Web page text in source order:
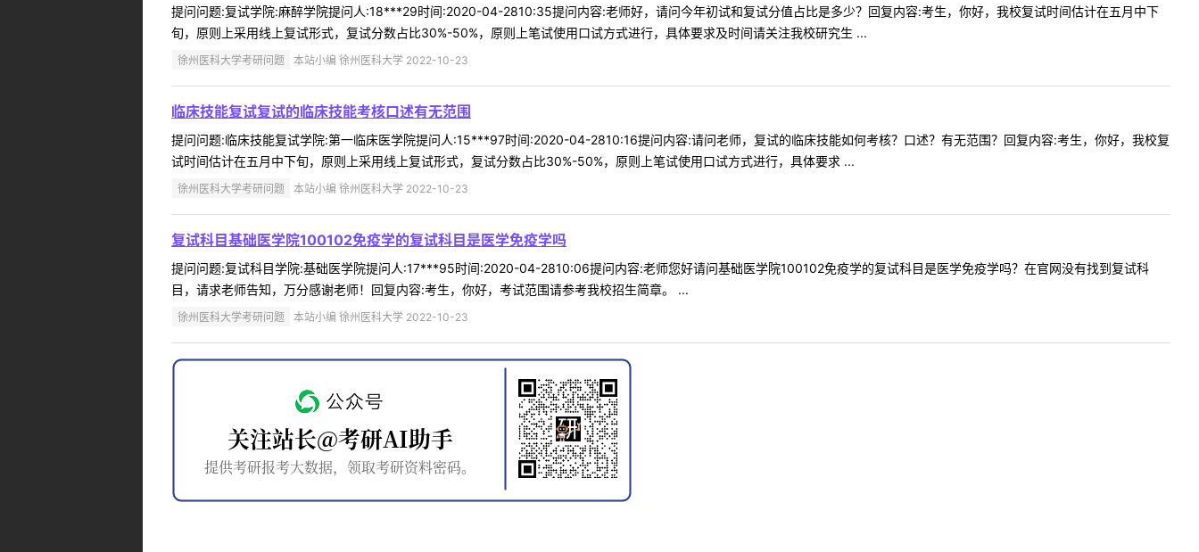
提问问题:复试学院:麻醉学院提问人:18***29时间:2020-04-2810:35提问内容:老师好，请问今年初试和复试分值占比是多少？回复内容:考生，你好，我校复试时间估计在五月中下
旬，原则上采用线上复试形式，复试分数占比30%-50%，原则上笔试使用口试方式进行，具体要求及时间请关注我校研究生 ...
徐州医科大学考研问题 本站小编 徐州医科大学 2022-10-23
临床技能复试复试的临床技能考核口述有无范围
提问问题:临床技能复试学院:第一临床医学院提问人:15***97时间:2020-04-2810:16提问内容:请问老师，复试的临床技能如何考核？口述？有无范围？回复内容:考生，你好，我校复
试时间估计在五月中下旬，原则上采用线上复试形式，复试分数占比30%-50%，原则上笔试使用口试方式进行，具体要求 ...
徐州医科大学考研问题 本站小编 徐州医科大学 2022-10-23
复试科目基础医学院100102免疫学的复试科目是医学免疫学吗
提问问题:复试科目学院:基础医学院提问人:17***95时间:2020-04-2810:06提问内容:老师您好请问基础医学院100102免疫学的复试科目是医学免疫学吗？在官网没有找到复试科
目，请求老师告知，万分感谢老师！回复内容:考生，你好，考试范围请参考我校招生简章。 ...
徐州医科大学考研问题 本站小编 徐州医科大学 2022-10-23